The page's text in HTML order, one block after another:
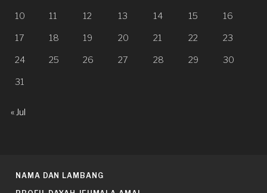
10 11 12 13 14 15 16
17 18 19 20 21 22 23
24 25 26 27 28 29 30
31
« Jul
NAMA DAN LAMBANG